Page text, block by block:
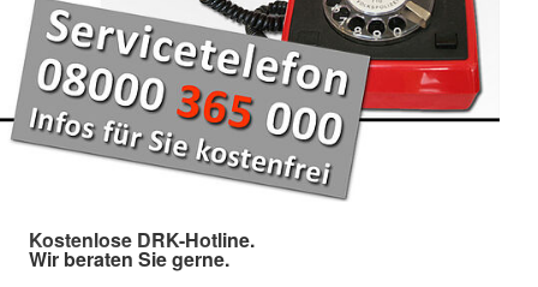
Kostenlose DRK-Hotline.
Wir beraten Sie gerne.